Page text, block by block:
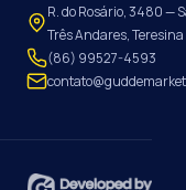
R. do Rosário, 3480 —
Três Andares,
(86) 99527-4593